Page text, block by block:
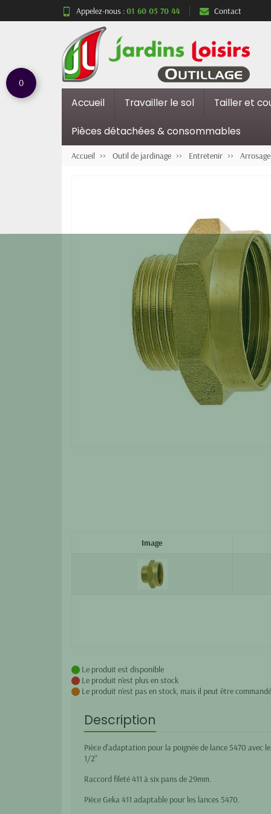
0
Appelez-nous :01 60 05 70 44 Contact
Accueil Travailler le sol Tailler et
Pièces détachées & consommables
Accueil Outil de jardinage Entretenir Arrosage
Image
Le produit est disponible
Le produit n'est plus en stock
Le produit n'est pas en stock, mais il peut être
Description
Pièce d'adaptation pour la poignée de lance 5470 avec
1/2"
Raccord fileté 411 à six pans de 29mm.
Pièce Geka 411 adaptable pour les lances 5470.